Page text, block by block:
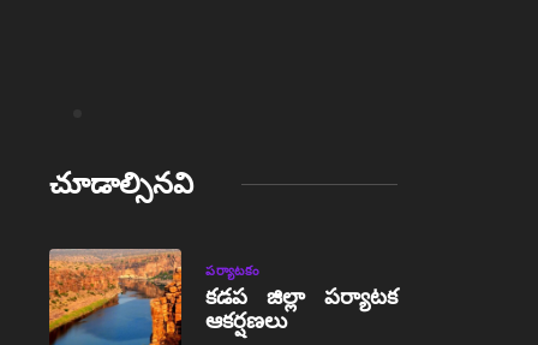
చూడాల్సినవి
పర్యాటకం
కడప జిల్లా పర్యాటక
ఆకర్షణలు